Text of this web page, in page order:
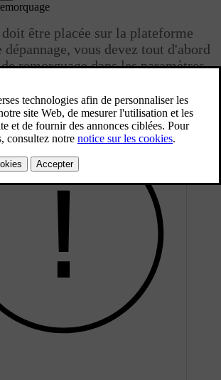
être placée sur la plateforme
vous devez tout d'abord
remorquage dans les paramètres.